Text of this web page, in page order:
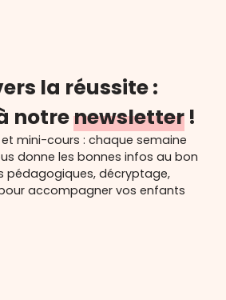
la réussite :
notrenewsletter !
mini-cours : chaque semaine
donne les bonnes infos au bon
pédagogiques, décryptage,
accompagner vos enfants